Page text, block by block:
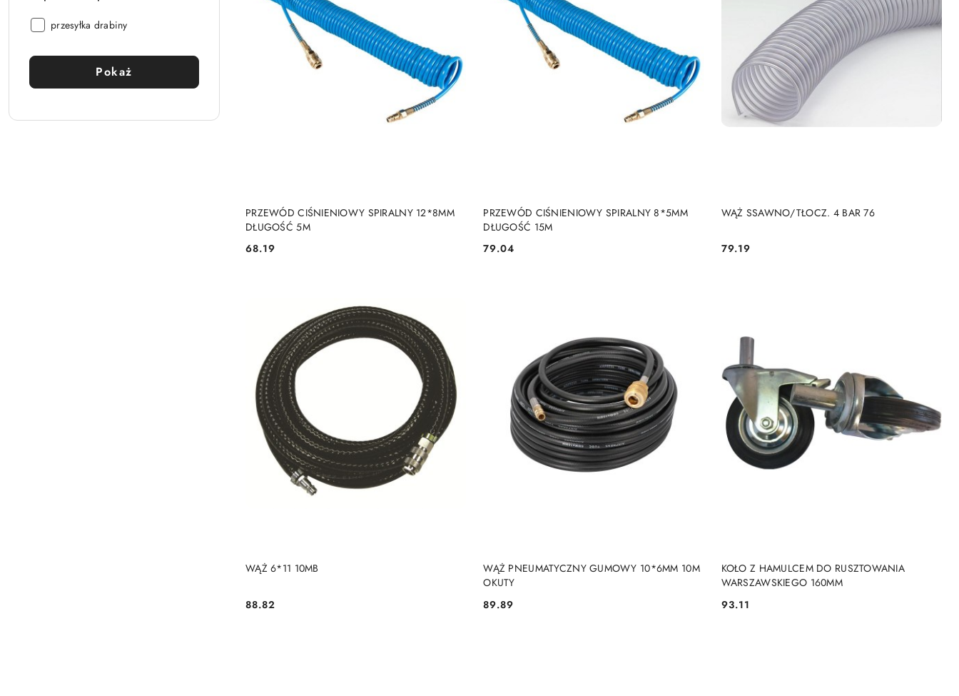
Dopłata
przesyłka drabiny
Pokaż
PRZEWÓD CIŚNIENIOWY SPIRALNY 12*8MM
DŁUGOŚĆ 5M
Cena:
68.19
DODAJ DO KOSZYKA
PRZEWÓD CIŚNIENIOWY SPIRALNY 8*5MM
DŁUGOŚĆ 15M
Cena:
79.04
DODAJ DO KOSZYKA WĄŻ SSAWNO/TŁOCZ. 4 BAR 76
Cena:
79.19
DODAJ DO KOSZYKA
WĄŻ 6*11 10MB
Cena:
88.82
WĄŻ PNEUMATYCZNY GUMOWY 10*6MM 10M
OKUTY
Cena:
89.89
DODAJ DO KOSZYKA
KOŁO Z HAMULCEM DO RUSZTOWANIA
WARSZAWSKIEGO 160MM
Cena:
93.11
DODAJ DO KOSZYKA